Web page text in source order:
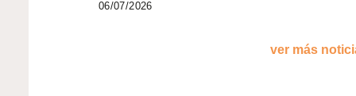
06/07/2026
ver más